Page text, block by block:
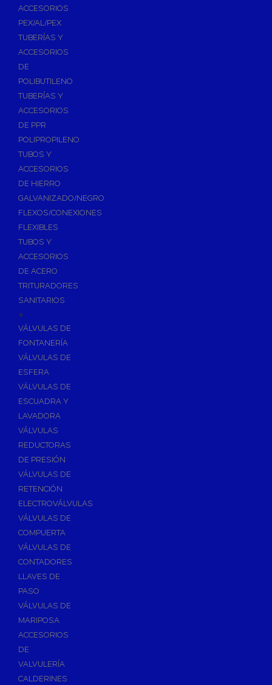
ACCESORIOS
PEX/AL/PEX
TUBERÍAS Y
ACCESORIOS
DE
POLIBUTILENO
TUBERÍAS Y
ACCESORIOS
DE PPR
POLIPROPILENO
TUBOS Y
ACCESORIOS
DE HIERRO
GALVANIZADO/NEGRO
FLEXOS/CONEXIONES
FLEXIBLES
TUBOS Y
ACCESORIOS
DE ACERO
TRITURADORES
SANITARIOS
+
VÁLVULAS DE
FONTANERÍA
VÁLVULAS DE
ESFERA
VÁLVULAS DE
ESCUADRA Y
LAVADORA
VÁLVULAS
REDUCTORAS
DE PRESIÓN
VÁLVULAS DE
RETENCIÓN
ELECTROVÁLVULAS
VÁLVULAS DE
COMPUERTA
VÁLVULAS DE
CONTADORES
LLAVES DE
PASO
VÁLVULAS DE
MARIPOSA
ACCESORIOS
DE
VALVULERÍA
CALDERINES